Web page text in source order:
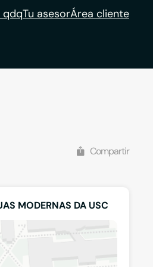
qdqTu asesorÁrea cliente
Compartir
MODERNAS DA USC